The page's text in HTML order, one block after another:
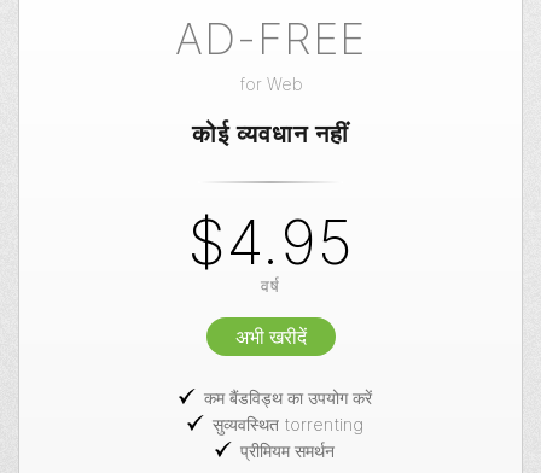
AD-FREE
for Web
कोई व्यवधान नहीं
$4.95
वर्ष
अभी खरीदें
कम बैंडविड्थ का उपयोग करें
सुव्यवस्थित torrenting
प्रीमियम समर्थन